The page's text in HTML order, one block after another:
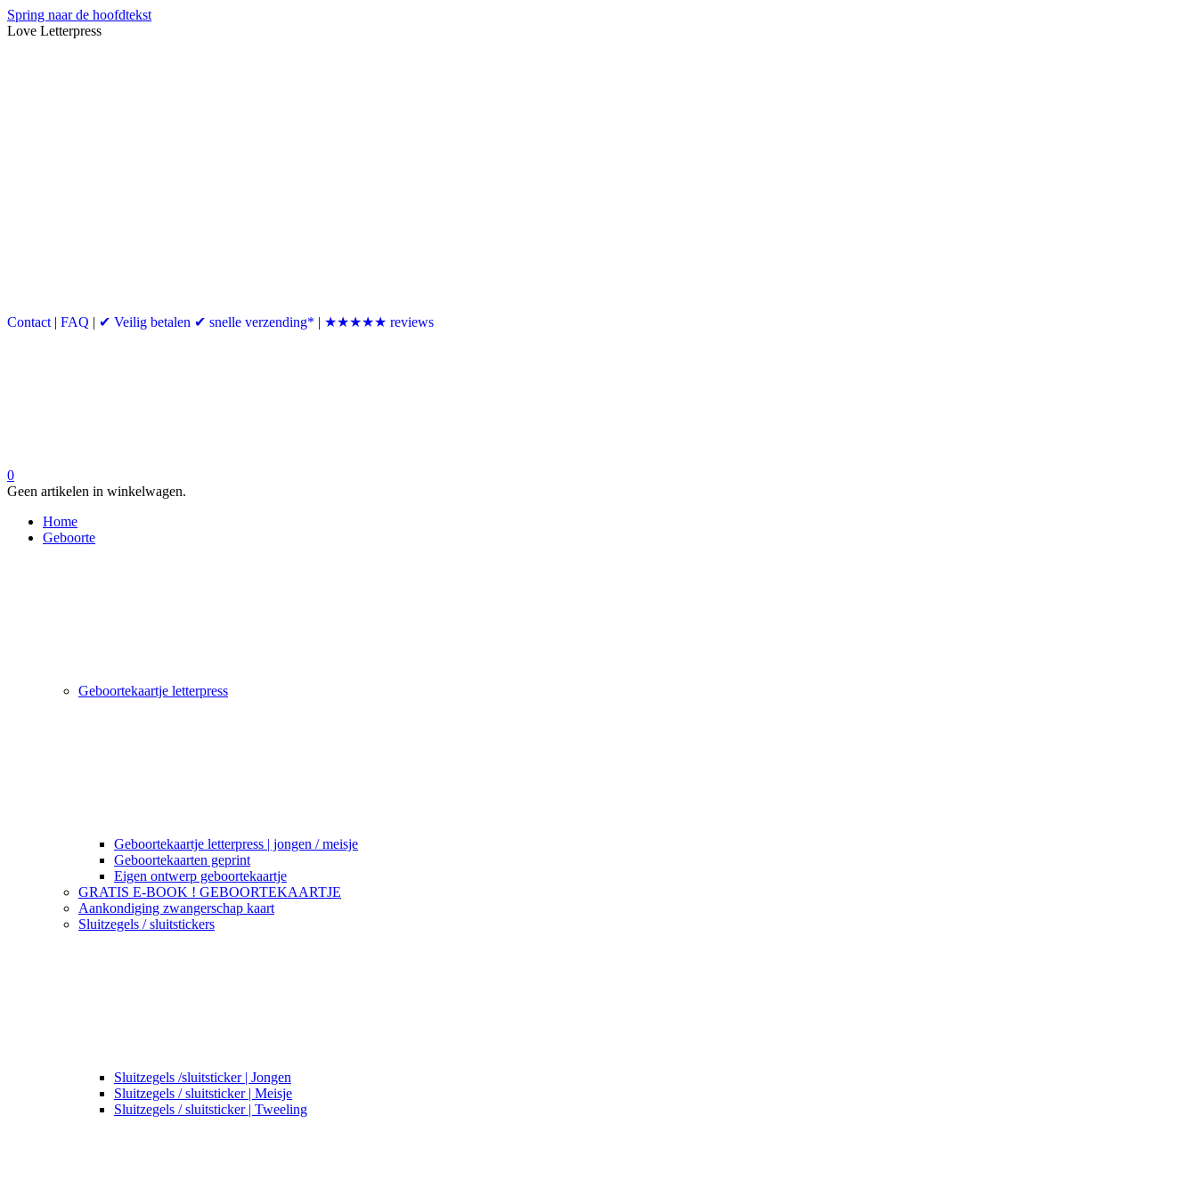
Spring naar de hoofdtekst
Love Letterpress
Contact | FAQ | ✔ Veilig betalen ✔ snelle verzending* | ★★★★★ reviews
0
Geen artikelen in winkelwagen.
Home
Geboorte
Geboortekaartje letterpress
Geboortekaartje letterpress | jongen / meisje
Geboortekaarten geprint
Eigen ontwerp geboortekaartje
GRATIS E-BOOK ! GEBOORTEKAARTJE
Aankondiging zwangerschap kaart
Sluitzegels / sluitstickers
Sluitzegels /sluitsticker | Jongen
Sluitzegels / sluitsticker | Meisje
Sluitzegels / sluitsticker | Tweeling